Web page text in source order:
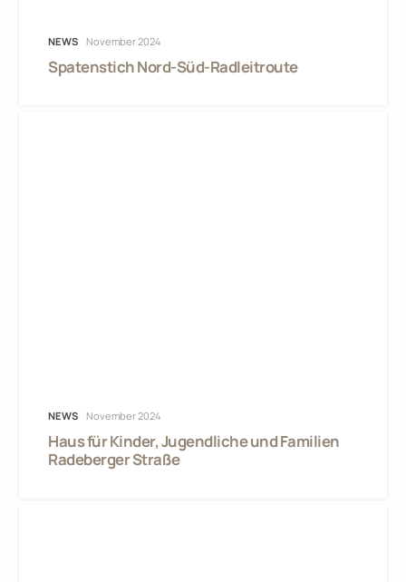
NEWS November 2024
Spatenstich Nord-Süd-Radleitroute
NEWS November 2024
Haus für Kinder, Jugendliche und Familien
Radeberger Straße